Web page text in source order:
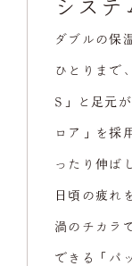
システ
ダブルの保
ひとりまで
S」と足元
ロア」を採
ったり伸ば
日頃の疲れ
渦のチカラ
できる「パ